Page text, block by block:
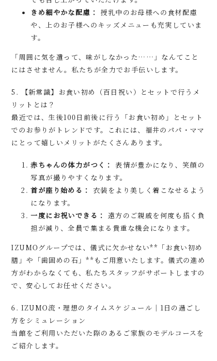
きめ細やかな配慮： 授乳中のお母様への食材配慮
や、上のお子様へのキッズメニューも充実していま
す。
「周囲に気を遣って、味がしなかった……」なんてこと
にはさせません。私たちが全力でお手伝いします。
5. 【新常識】お食い初め（百日祝い）とセットで行うメ
リットとは？
最近では、生後100日前後に行う「お食い初め」とセット
でのお参りがトレンドです。これには、福井のパパ・ママ
にとって嬉しいメリットがたくさんあります。
赤ちゃんの体力がつく： 表情が豊かになり、笑顔の
写真が撮りやすくなります。
首が座り始める： 衣装をより美しく着こなせるよう
になります。
一度にお祝いできる： 遠方のご親戚を何度も招く負
担が減り、全員で集まる貴重な機会になります。
IZUMOグループでは、儀式に欠かせない**「お食い初め
膳」や「歯固めの石」**もご用意いたします。儀式の進め
方がわからなくても、私たちスタッフがサポートしますの
で、安心してお任せください。
6. IZUMO流・理想のタイムスケジュール｜1日の過ごし
方をシミュレーション
当館をご利用いただいた際のあるご家族のモデルコースを
ご紹介します。